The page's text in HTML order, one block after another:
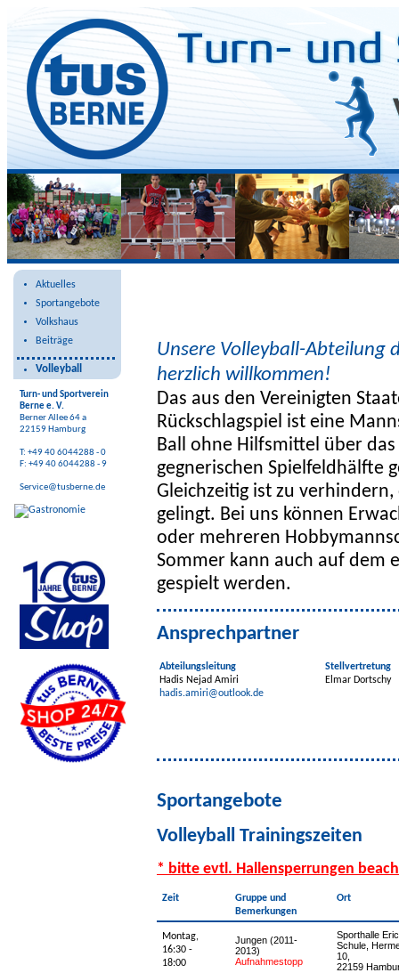
Aktuelles
Sportangebote
Volkshaus
Beiträge
Volleyball
Turn- und Sportverein
Berne e. V.
Berner Allee 64 a
22159 Hamburg
T: +49 40 6044288 - 0
F: +49 40 6044288 - 9
Service@tusberne.de
Unsere Volleyball-Abteilung
herzlich willkommen!
Das aus den Vereinigten
Rückschlagspiel ist eine
Ball ohne Hilfsmittel über
gegnerischen Spielfeldhälfte
Gleichzeitig ist zu verhindern,
gelingt. Bei uns können
oder mehreren
Sommer kann auch auf dem
gespielt werden.
Ansprechpartner
Abteilungsleitung
Hadis Nejad Amiri
hadis.amiri@outlook.de
Stellvertretung
Elmar Dortschy
Sportangebote
Volleyball Trainingszeiten
* bitte evtl. Hallensperrungen
Zeit
Gruppe und
Bemerkungen
Ort
Montag,
16:30 -
18:00
Jungen (2011-
2013)
Aufnahmestopp
Sporthalle
Schule,
10,
22159